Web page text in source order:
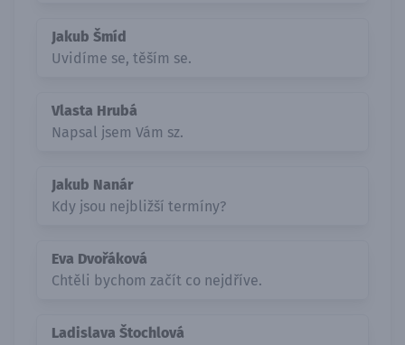
Jakub Šmíd
Uvidíme se, těším se.
Vlasta Hrubá
Napsal jsem Vám sz.
Jakub Nanár
Kdy jsou nejbližší termíny?
Eva Dvořáková
Chtěli bychom začít co nejdříve.
Ladislava Štochlová